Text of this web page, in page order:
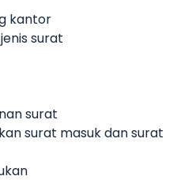
kantor
surat
surat
surat masuk dan surat